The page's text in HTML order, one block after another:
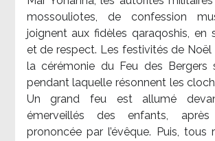
mossouliotes, de confession
joignent aux fidèles qaraqoshis, en
et de respect. Les festivités de
la cérémonie du Feu des Bergers
pendant laquelle résonnent les
Un grand feu est allumé
émerveillés des enfants,
prononcée par l’évêque. Puis, tous